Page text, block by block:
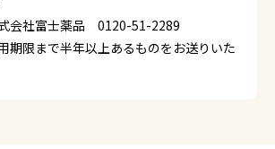
式会社富士薬品 0120-51-2289
期限まで半年以上あるものをお送りいた